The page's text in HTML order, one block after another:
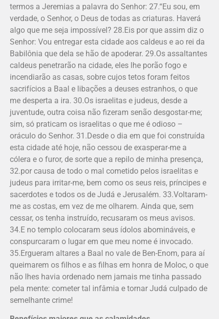
termos a Jeremias a palavra do Senhor: 27.“Eu sou, em
verdade, o Senhor, o Deus de todas as criaturas. Haverá
algo que me seja impossível? 28.Eis por que assim diz o
Senhor: Vou entregar esta cidade aos caldeus e ao rei da
Babilônia que dela se hão de apoderar. 29.Os assaltantes
caldeus penetrarão na cidade, eles lhe porão fogo e
incendiarão as casas, sobre cujos tetos foram feitos
sacrifícios a Baal e libações a deuses estranhos, o que
me desperta a ira. 30.Os israelitas e judeus, desde a
juventude, outra coisa não fizeram senão desgostar-me;
sim, só praticam os israelitas o que me é odioso –
oráculo do Senhor. 31.Desde o dia em que foi construída
esta cidade até hoje, não cessou de exasperar-me a
cólera e o furor, de sorte que a repilo de minha presença,
32.por causa de todo o mal cometido pelos israelitas e
judeus para irritar-me, bem como os seus reis, príncipes e
sacerdotes e todos os de Judá e Jerusalém. 33.Voltaram-
me as costas, em vez de me olharem. Ainda que, sem
cessar, os tenha instruído, recusaram os meus avisos.
34.E no templo colocaram seus ídolos abomináveis, e
conspurcaram o lugar em que meu nome é invocado.
35.Ergueram altares a Baal no vale de Ben-Enom, para aí
queimarem os filhos e as filhas em honra de Moloc, o que
não lhes havia ordenado nem jamais me tinha passado
pela mente: cometer tal infâmia e tornar Judá culpado de
semelhante crime!